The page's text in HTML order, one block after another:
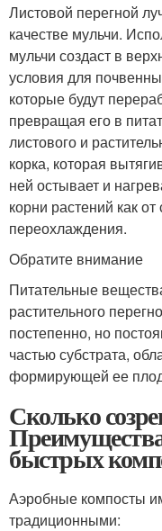
Листовой перегной
качестве мульчи.
мульчи создаст в
условия для
которые будут
превращая его в
листового и
корка, которая
ней остывает и
корни растений как
переохлаждения.
Обратите внимание
Питательные
растительного
постепенно, но
частью субстрата,
формирующей ее
Сколько
быстрых
Аэробные компосты
традиционными: